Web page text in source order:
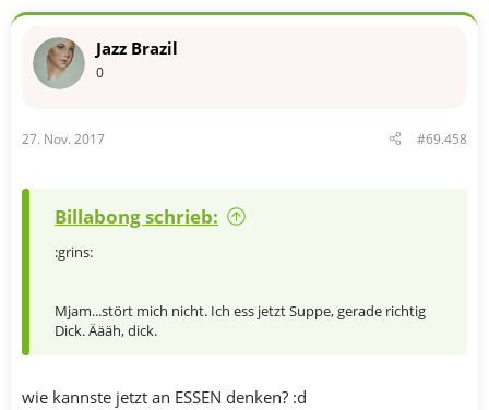
Jazz Brazil
0
27. Nov. 2017 #69.458
Billabong schrieb:
:grins:
Mjam...stört mich nicht. Ich ess jetzt Suppe, gerade richtig
Dick. Äääh, dick.
wie kannste jetzt an ESSEN denken? :d